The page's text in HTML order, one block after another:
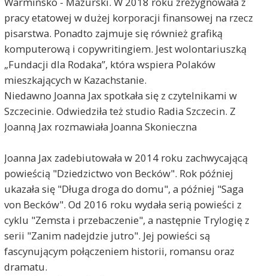
pracy etatowej w dużej korporacji finansowej na rzecz
pisarstwa. Ponadto zajmuje się również grafiką
komputerową i copywritingiem. Jest wolontariuszką
„Fundacji dla Rodaka”, która wspiera Polaków
mieszkających w Kazachstanie.
Niedawno Joanna Jax spotkała się z czytelnikami w
Szczecinie. Odwiedziła też studio Radia Szczecin. Z
Joanną Jax rozmawiała Joanna Skonieczna
Joanna Jax zadebiutowała w 2014 roku zachwycającą
powieścią "Dziedzictwo von Becków". Rok później
ukazała się "Długa droga do domu", a później "Saga
von Becków". Od 2016 roku wydała serią powieści z
cyklu "Zemsta i przebaczenie", a następnie Trylogię z
serii "Zanim nadejdzie jutro". Jej powieści są
fascynującym połączeniem historii, romansu oraz
dramatu.